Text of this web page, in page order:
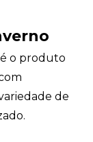
é o produto
de